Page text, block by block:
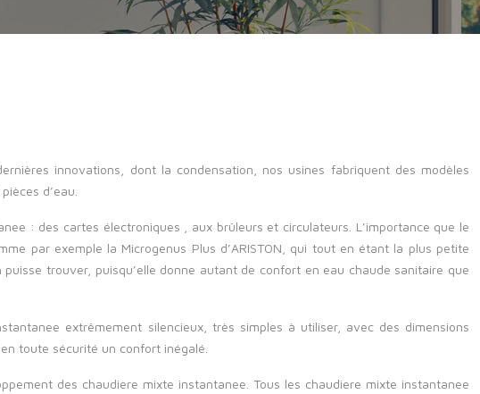
innovations, dont la condensation, nos usines fabriquent des modèles
d’eau.
: des cartes électroniques , aux brûleurs et circulateurs. L’importance que le
par exemple la Microgenus Plus d’ARISTON, qui tout en étant la plus petite
trouver, puisqu’elle donne autant de confort en eau chaude sanitaire que
extrêmement silencieux, très simples à utiliser, avec des dimensions
toute sécurité un confort inégalé.
des chaudiere mixte instantanee. Tous les chaudiere mixte instantanee